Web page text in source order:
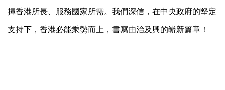
揮香港所長、服務國家所需。我們深信，在中央政府的堅定
支持下，香港必能乘勢而上，書寫由治及興的嶄新篇章！